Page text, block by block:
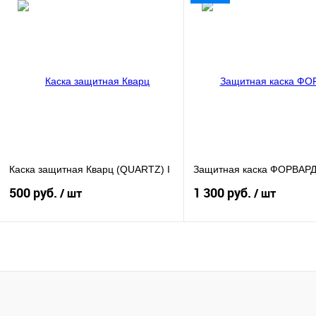
наличии
Каска защитная Кварц (QUARTZ) I
500 руб. / шт
Защитная каска
1 300 руб. / шт